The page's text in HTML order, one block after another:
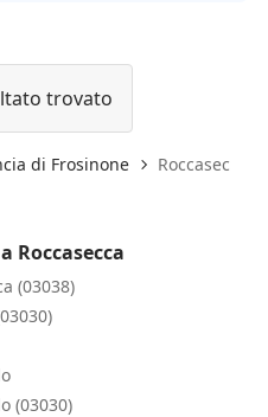
trovato
di Frosinone Roccasecca
Roccasecca
(03038)
(03030)